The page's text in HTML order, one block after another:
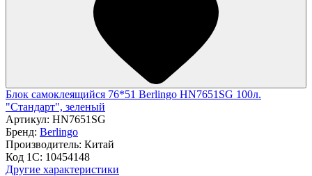
Блок самоклеящийся 76*51 Berlingo HN7651SG 100л.
"Стандарт", зеленый
Артикул: HN7651SG
Бренд: Berlingo
Производитель: Китай
Код 1С: 10454148
Другие характеристики